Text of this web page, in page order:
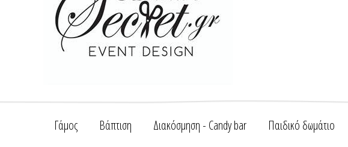
Γάμος Βάπτιση Διακόσμηση - Candy bar Παιδικό δωμάτιο